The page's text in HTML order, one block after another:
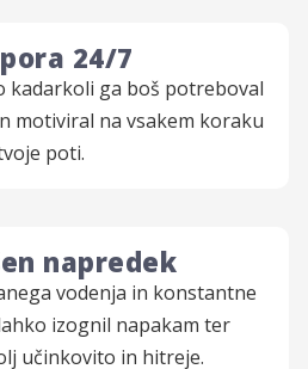
24/7
kadarkoli ga boš potreboval
motiviral na vsakem koraku
poti.
napredek
vodenja in konstantne
izognil napakam ter
učinkovito in hitreje.